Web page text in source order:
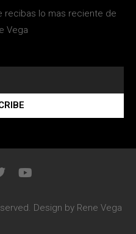
recibas lo mas reciente de
Vega
Design by Rene Vega